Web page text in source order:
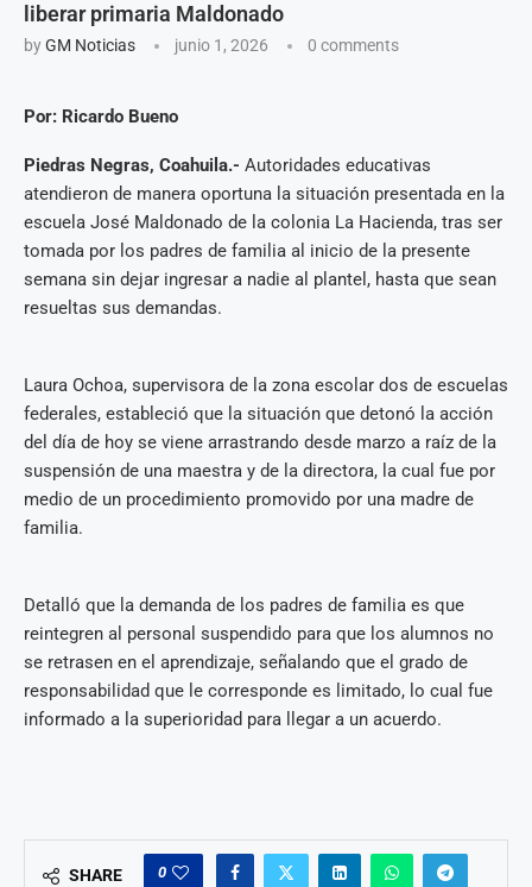
liberar primaria Maldonado
byGM Noticias junio 1, 2026 0 comments
Por: Ricardo Bueno
Piedras Negras, Coahuila.- Autoridades educativas
atendieron de manera oportuna la situación presentada en la
escuela José Maldonado de la colonia La Hacienda, tras ser
tomada por los padres de familia al inicio de la presente
semana sin dejar ingresar a nadie al plantel, hasta que sean
resueltas sus demandas.
Laura Ochoa, supervisora de la zona escolar dos de escuelas
federales, estableció que la situación que detonó la acción
del día de hoy se viene arrastrando desde marzo a raíz de la
suspensión de una maestra y de la directora, la cual fue por
medio de un procedimiento promovido por una madre de
familia.
Detalló que la demanda de los padres de familia es que
reintegren al personal suspendido para que los alumnos no
se retrasen en el aprendizaje, señalando que el grado de
responsabilidad que le corresponde es limitado, lo cual fue
informado a la superioridad para llegar a un acuerdo.
SHARE 0